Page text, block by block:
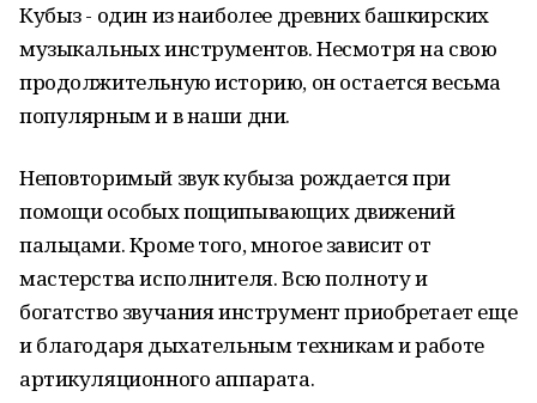
Кубыз - один из наиболее древних башкирских
музыкальных инструментов. Несмотря на свою
продолжительную историю, он остается весьма
популярным и в наши дни.
Неповторимый звук кубыза рождается при
помощи особых пощипывающих движений
пальцами. Кроме того, многое зависит от
мастерства исполнителя. Всю полноту и
богатство звучания инструмент приобретает еще
и благодаря дыхательным техникам и работе
артикуляционного аппарата.